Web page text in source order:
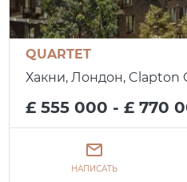
QUARTET
Хакни, Лондон, Clapton
£ 555 000 - £ 770
НАПИСАТЬ